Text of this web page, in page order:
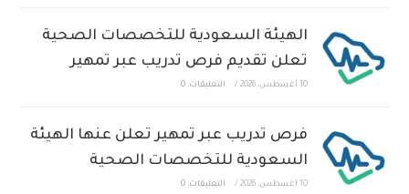
الهيئة السعودية للتخصصات الصحية
تعلن تقديم فرص تدريب عبر تمهير
10 أغسطس، 2026 / التعليقات: 0
فرص تدريب عبر تمهير تعلن عنها الهيئة
السعودية للتخصصات الصحية
10 أغسطس، 2026 / التعليقات: 0